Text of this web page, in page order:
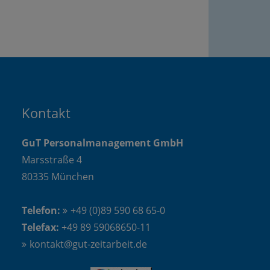
Kontakt
GuT Personalmanagement GmbH
Marsstraße 4
80335 München
Telefon:
+49 (0)89 590 68 65-0
Telefax: +49 89 59068650-11
kontakt@gut-zeitarbeit.de